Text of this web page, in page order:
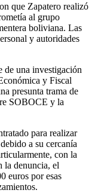
que Zapatero realizó
al grupo
boliviana. Las
y autoridades
de una investigación
y Fiscal
presunta trama de
SOBOCE y la
para realizar
a su cercanía
con la
la denuncia, el
euros por esas